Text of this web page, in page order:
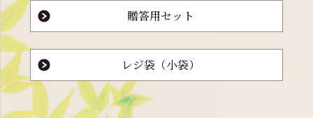
贈答用セット
レジ袋（小袋）